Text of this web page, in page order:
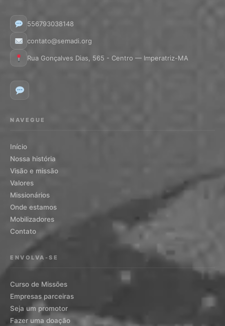
556793038148
contato@semadi.org
Rua Gonçalves Dias, 565 - Centro — Imperatriz-MA
NAVEGUE
Início
Nossa história
Visão e missão
Valores
Missionários
Onde estamos
Mobilizadores
Contato
ENVOLVA-SE
Curso de Missões
Empresas parceiras
Seja um promotor
Fazer uma doação